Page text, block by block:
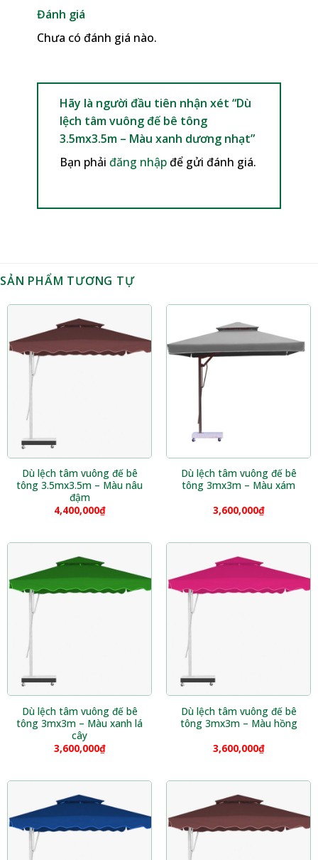
Đánh giá
Chưa có đánh giá nào.
Hãy là người đầu tiên nhận xét “Dù
lệch tâm vuông đế bê tông
3.5mx3.5m – Màu xanh dương nhạt”
Bạn phải đăng nhậpđể gửi đánh giá.
SẢN PHẨM TƯƠNG TỰ
Dù lệch tâm vuông đế bê
tông 3.5mx3.5m – Màu nâu
đậm
4,400,000₫
Dù lệch tâm vuông đế bê
tông 3mx3m – Màu xám
3,600,000₫
Dù lệch tâm vuông đế bê
tông 3mx3m – Màu xanh lá
cây
3,600,000₫
Dù lệch tâm vuông đế bê
tông 3mx3m – Màu hồng
3,600,000₫